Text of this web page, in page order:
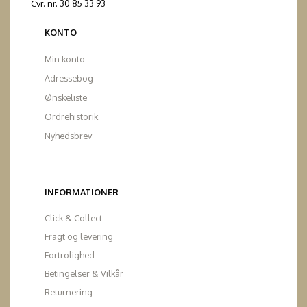
Cvr. nr. 30 85 33 93
KONTO
Min konto
Adressebog
Ønskeliste
Ordrehistorik
Nyhedsbrev
INFORMATIONER
Click & Collect
Fragt og levering
Fortrolighed
Betingelser & Vilkår
Returnering